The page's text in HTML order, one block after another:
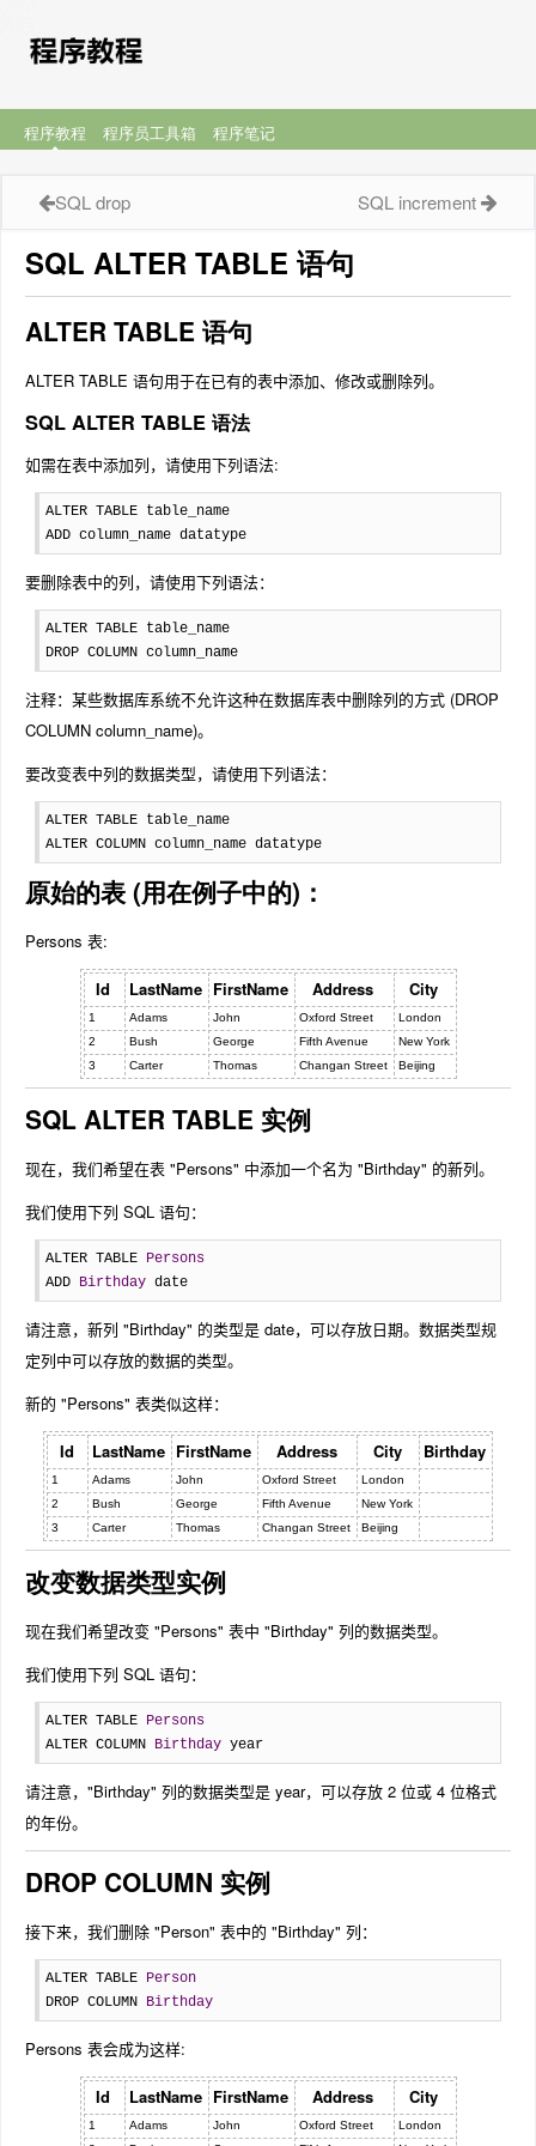
程序教程 程序员工具箱 程序笔记
SQL drop SQL increment
SQL ALTER TABLE 语句
ALTER TABLE 语句
ALTER TABLE 语句用于在已有的表中添加、修改或删除列。
SQL ALTER TABLE 语法
如需在表中添加列，请使用下列语法:
ALTER TABLE table_name
ADD column_name datatype
要删除表中的列，请使用下列语法：
ALTER TABLE table_name
DROP COLUMN column_name
注释：某些数据库系统不允许这种在数据库表中删除列的方式 (DROP
COLUMN column_name)。
要改变表中列的数据类型，请使用下列语法：
ALTER TABLE table_name
ALTER COLUMN column_name datatype
原始的表 (用在例子中的)：
Persons 表:
Id LastName FirstName Address City
1 Adams John Oxford Street
London
2
Bush George Fifth Avenue
New York
3
Carter Thomas Changan Street Beijing
SQL ALTER TABLE 实例
现在，我们希望在表 "Persons" 中添加一个名为 "Birthday" 的新列。
我们使用下列 SQL 语句：
ALTER TABLE Persons
ADD Birthday date
请注意，新列 "Birthday" 的类型是 date，可以存放日期。数据类型规
定列中可以存放的数据的类型。
新的 "Persons" 表类似这样：
Id LastName FirstName Address City Birthday
1 Adams John Oxford Street
London
2
Bush George Fifth Avenue
New York
3
Carter Thomas Changan Street Beijing
改变数据类型实例
现在我们希望改变 "Persons" 表中 "Birthday" 列的数据类型。
我们使用下列 SQL 语句：
ALTER TABLE Persons
ALTER COLUMN Birthday year
请注意，"Birthday" 列的数据类型是 year，可以存放 2 位或 4 位格式
的年份。
DROP COLUMN 实例
接下来，我们删除 "Person" 表中的 "Birthday" 列：
ALTER TABLE Person
DROP COLUMN Birthday
Persons 表会成为这样:
Id LastName FirstName Address City
1 Adams John Oxford Street
London